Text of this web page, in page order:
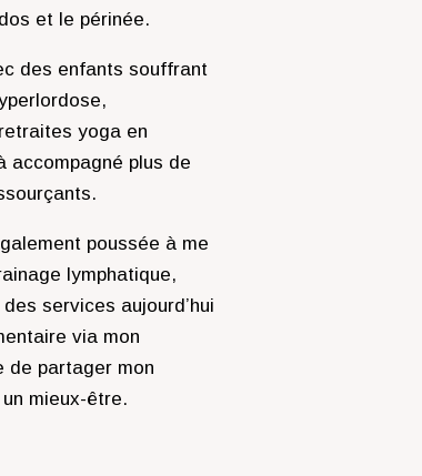
et le périnée.
des enfants souffrant
yoga en
accompagné plus de
poussée à me
lymphatique,
services aujourd’hui
via mon
de partager mon
mieux-être.